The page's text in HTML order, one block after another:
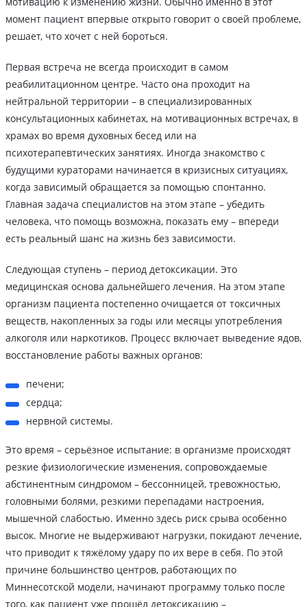
момент пациент впервые открыто говорит о своей проблеме,
решает, что хочет с ней бороться.
Первая встреча не всегда происходит в самом
реабилитационном центре. Часто она проходит на
нейтральной территории – в специализированных
консультационных кабинетах, на мотивационных встречах, в
храмах во время духовных бесед или на
психотерапевтических занятиях. Иногда знакомство с
будущими кураторами начинается в кризисных ситуациях,
когда зависимый обращается за помощью спонтанно.
Главная задача специалистов на этом этапе – убедить
человека, что помощь возможна, показать ему – впереди
есть реальный шанс на жизнь без зависимости.
Следующая ступень – период детоксикации. Это
медицинская основа дальнейшего лечения. На этом этапе
организм пациента постепенно очищается от токсичных
веществ, накопленных за годы или месяцы употребления
алкоголя или наркотиков. Процесс включает выведение ядов,
восстановление работы важных органов:
печени;
сердца;
нервной системы.
Это время – серьёзное испытание: в организме происходят
резкие физиологические изменения, сопровождаемые
абстинентным синдромом – бессонницей, тревожностью,
головными болями, резкими перепадами настроения,
мышечной слабостью. Именно здесь риск срыва особенно
высок. Многие не выдерживают нагрузки, покидают лечение,
что приводит к тяжёлому удару по их вере в себя. По этой
причине большинство центров, работающих по
Миннесотской модели, начинают программу только после
того, как пациент уже прошёл детоксикацию –